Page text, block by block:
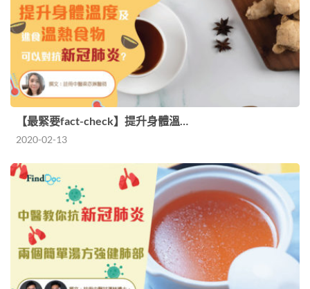
【最緊要fact-check】提升身體溫…
2020-02-13